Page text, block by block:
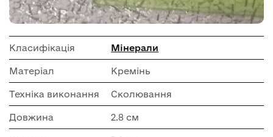
Класифікація Мінерали
Матеріал Кремінь
Техніка виконання Сколювання
Довжина 2.8 см